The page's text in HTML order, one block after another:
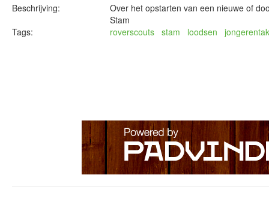
Beschrijving:
Over het opstarten van een nieuwe of
Stam
Tags:
roverscouts stam loodsen